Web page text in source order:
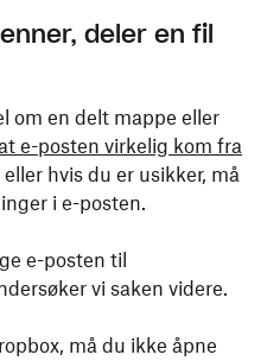
Fra:
eller web:
Egenskaper.
Meldingsdetaljer
over seg).
Fra:
deler en fil
om en delt mappe eller
e-posten virkelig kom fra
hvis du er usikker, må
i e-posten.
e-posten til
vi saken videre.
må du ikke åpne